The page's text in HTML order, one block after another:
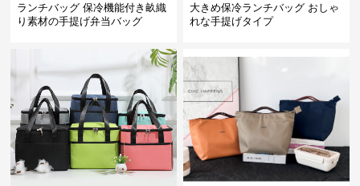
ランチバッグ 保冷機能付き畝織
り素材の手提げ弁当バッグ
大きめ保冷ランチバッグ おしゃ
れな手提げタイプ